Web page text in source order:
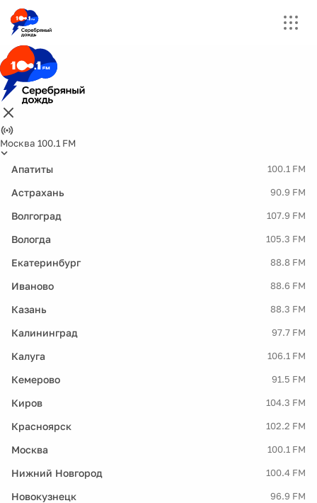
Москва 100.1 FM
Апатиты 100.1 FM
Астрахань 90.9 FM
Волгоград 107.9 FM
Вологда 105.3 FM
Екатеринбург 88.8 FM
Иваново 88.6 FM
Казань 88.3 FM
Калининград 97.7 FM
Калуга 106.1 FM
Кемерово 91.5 FM
Киров 104.3 FM
Красноярск 102.2 FM
Москва 100.1 FM
Нижний Новгород 100.4 FM
Новокузнецк 96.9 FM